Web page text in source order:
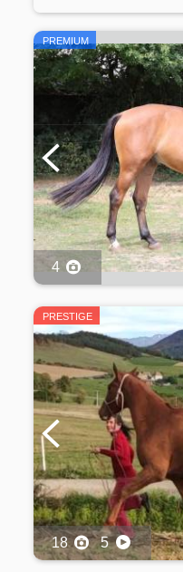
PREMIUM
4
PRESTIGE
18 5